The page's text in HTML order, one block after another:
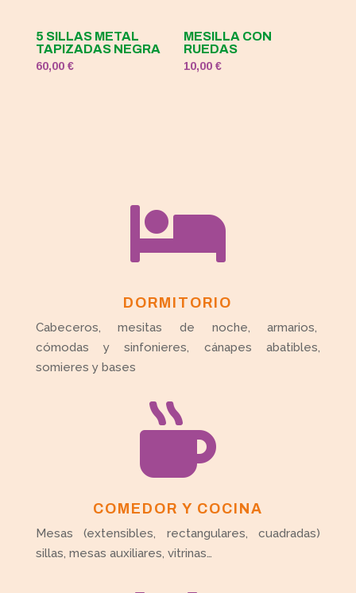
5 SILLAS METAL
TAPIZADAS NEGRA
60,00 €
MESILLA CON
RUEDAS
10,00€

DORMITORIO
Cabeceros, mesitas de noche, armarios,
cómodas y sinfonieres, cánapes abatibles,
somieres y bases

COMEDOR Y COCINA
Mesas (extensibles, rectangulares, cuadradas)
sillas, mesas auxiliares, vitrinas…